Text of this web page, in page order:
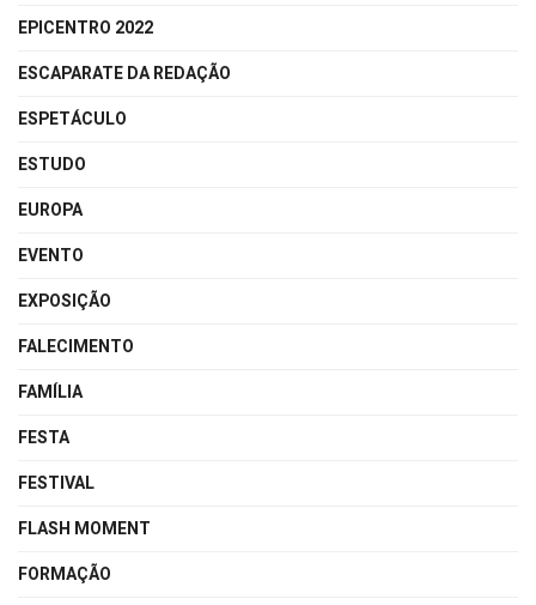
EPICENTRO 2022
ESCAPARATE DA REDAÇÃO
ESPETÁCULO
ESTUDO
EUROPA
EVENTO
EXPOSIÇÃO
FALECIMENTO
FAMÍLIA
FESTA
FESTIVAL
FLASH MOMENT
FORMAÇÃO